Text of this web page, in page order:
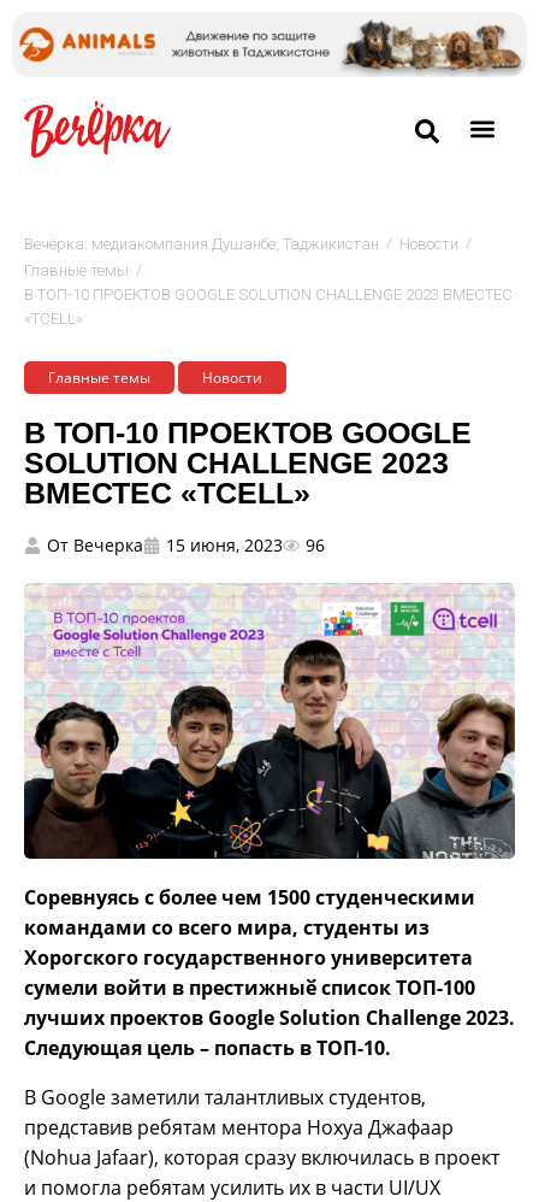
Вечёрка: медиакомпания Душанбе, Таджикистан / Новости /
Главные темы /
В ТОП-10 ПРОЕКТОВ GOOGLE SOLUTION CHALLENGE 2023 ВМЕСТЕС
«TCELL»
Главные темы Новости
В ТОП-10 ПРОЕКТОВ GOOGLE
SOLUTION CHALLENGE 2023
ВМЕСТЕС «TCELL»
От Вечерка 15 июня, 2023 96
Соревнуясь с более чем 1500 студенческими
командами со всего мира, студенты из
Хорогского государственного университета
сумели войти в престижныӗ список ТОП-100
лучших проектов Google Solution Challenge 2023.
Следующая цель – попасть в ТОП-10.
В Google заметили талантливых студентов,
представив ребятам ментора Нохуа Джафаар
(Nohua Jafaar), которая сразу включилась в проект
и помогла ребятам усилить их в части UI/UX